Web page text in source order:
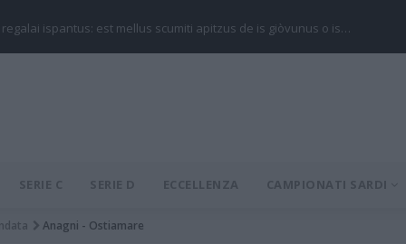
regalai ispantus: est mellus scumiti apitzus de is giòvunus o is…
SERIE C SERIE D ECCELLENZA CAMPIONATI SARDI
Anagni - Ostiamare